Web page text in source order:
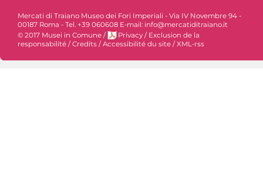
Mercati di Traiano Museo dei Fori Imperiali - Via IV Novembre 94 -
00187 Roma - Tel. +39 060608 E-mail: info@mercatiditraiano.it
© 2017 Musei in Comune / Privacy / Exclusion de la
responsabilité / Credits / Accessibilité du site / XML-rss